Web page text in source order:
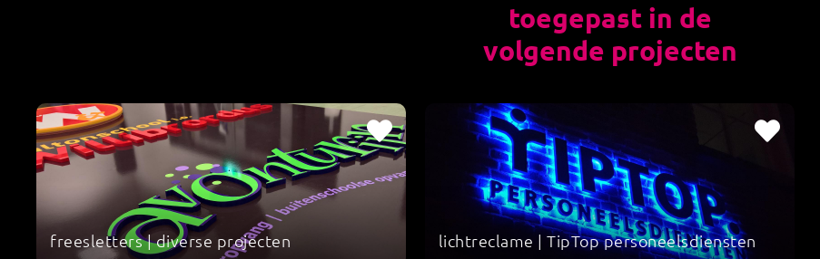
toegepast in de
volgende projecten
freesletters | diverse projecten lichtreclame | TipTop personeelsdiensten